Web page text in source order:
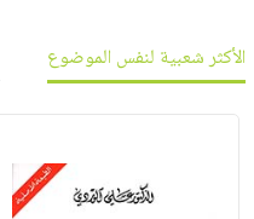
الأكثر شعبية لنفس الموضوع